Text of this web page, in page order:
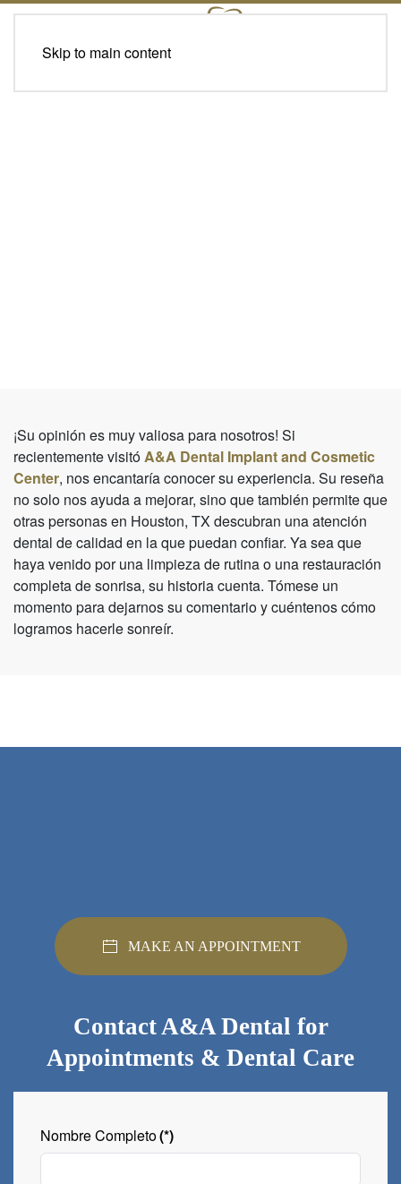
Skip to main content
¡Su opinión es muy valiosa para nosotros! Si
recientemente visitóA&A Dental Implant and Cosmetic
Center, nos encantaría conocer su experiencia. Su reseña
no solo nos ayuda a mejorar, sino que también permite que
otras personas en Houston, TX descubran una atención
dental de calidad en la que puedan confiar. Ya sea que
haya venido por una limpieza de rutina o una restauración
completa de sonrisa, su historia cuenta. Tómese un
momento para dejarnos su comentario y cuéntenos cómo
logramos hacerle sonreír.
MAKE AN APPOINTMENT
Contact A&A Dental for
Appointments & Dental Care
Nombre Completo(*)